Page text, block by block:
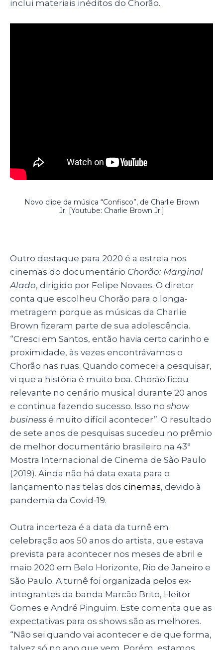
inclui materiais inéditos do Chorão.
Novo clipe da música “Confisco”, de Charlie Brown
Jr. [Youtube: Charlie Brown Jr.]
Outro destaque para 2020 é a estreia nos
cinemas do documentário Chorão: Marginal
Alado, dirigido por Felipe Novaes. O diretor
conta que escolheu Chorão para o longa-
metragem porque as músicas da Charlie
Brown fizeram parte de sua adolescência.
“Cresci em Santos, então havia certo carinho e
proximidade, às vezes encontrávamos o
Chorão nas ruas. Quando comecei a pesquisar,
vi que a história é muito boa. Chorão ficou
relevante no cenário musical durante 20 anos
e continua fazendo sucesso. Isso no show
business é muito difícil acontecer”. O resultado
de sete anos de pesquisas sucedeu no prêmio
de melhor documentário brasileiro na 43ª
Mostra Internacional de Cinema de São Paulo
(2019). Ainda não há data exata para o
lançamento nas telas dos cinemas, devido à
pandemia da Covid-19.
Outra incerteza é a data da turnê em
celebração aos 50 anos do artista, que estava
prevista para acontecer nos meses de abril e
maio 2020 em Belo Horizonte, Rio de Janeiro e
São Paulo. A turnê foi organizada pelos ex-
integrantes da banda Marcão Brito, Heitor
Gomes e André Pinguim. Este comenta que as
expectativas para os shows são as melhores.
“Não sei quando vai acontecer e de que forma,